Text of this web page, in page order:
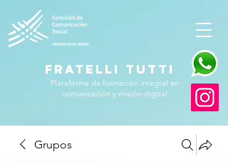
FRATELLI TUTTI
Plataforma de formación integral en
comunicación y misión digital
Grupos